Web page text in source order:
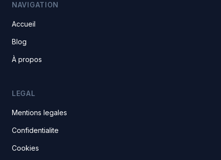
NAVIGATION
Accueil
Blog
À propos
LEGAL
Mentions legales
Confidentialite
Cookies